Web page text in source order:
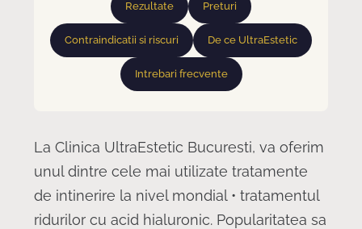
Rezultate Preturi
Contraindicatii si riscuri De ce UltraEstetic
Intrebari frecvente
La Clinica UltraEstetic Bucuresti, va oferim
unul dintre cele mai utilizate tratamente
de intinerire la nivel mondial • tratamentul
ridurilor cu acid hialuronic. Popularitatea sa